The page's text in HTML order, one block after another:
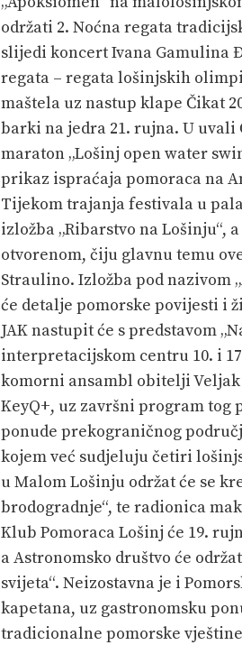
održati 2. Noćna regata
slijedi koncert Ivana Gamulina
regata – regata lošinjskih
maštela uz nastup klape Čikat
barki na jedra 21. rujna. U
maraton „Lošinj open water
prikaz ispraćaja pomoraca na
Tijekom trajanja festivala u
izložba „Ribarstvo na Lošinju“,
otvorenom, čiju glavnu temu
Straulino. Izložba pod nazivom
će detalje pomorske povijesti i
JAK nastupit će s predstavom
interpretacijskom centru 10. i
komorni ansambl obitelji
KeyQ+, uz završni program
ponude prekograničnog
kojem već sudjeluju četiri
u Malom Lošinju održat će se
brodogradnje“, te radionica
Klub Pomoraca Lošinj će 19.
a Astronomsko društvo će
svijeta“. Neizostavna je i
kapetana, uz gastronomsku
tradicionalne pomorske